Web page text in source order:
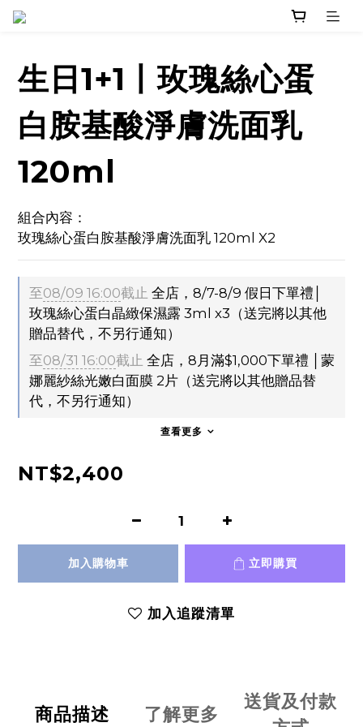
生日1+1丨玫瑰絲心蛋
白胺基酸淨膚洗面乳
120ml
組合內容：
玫瑰絲心蛋白胺基酸淨膚洗面乳 120ml X2
至08/09 16:00截止 全店，8/7-8/9 假日下單禮│
玫瑰絲心蛋白晶緻保濕露 3ml x3（送完將以其他
贈品替代，不另行通知）
至08/31 16:00截止 全店，8月滿$1,000下單禮 │蒙
娜麗紗絲光嫩白面膜 2片（送完將以其他贈品替
代，不另行通知）
查看更多
NT$2,400
加入購物車 立即購買
加入追蹤清單
商品描述 了解更多
送貨及付款